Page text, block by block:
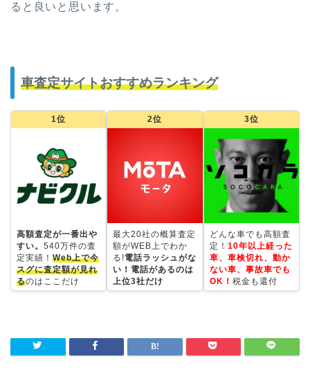
ると良いと思います。
車査定サイトおすすめランキング
1位
高額査定が一番出や
すい。 540万件の査
定実績！ Web上で今
スグに査定額が見れ
るのはここだけ
2位
最大20社の概算査定
額がWEB上でわか
る!電話ラッシュがな
い！電話があるのは
上位3社だけ
3位
どんな車でも高額査
定！ 10年以上経った
車、車検切れ、動か
ない車、事故車でも
OK！ 税金も還付